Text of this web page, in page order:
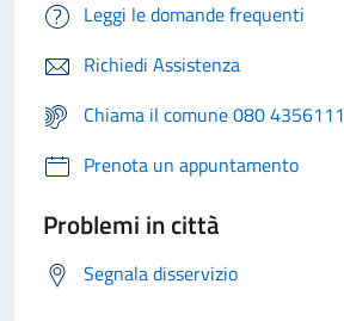
Leggi le domande frequenti
Richiedi Assistenza
Chiama il comune 080 4356111
Prenota un appuntamento
Problemi in città
Segnala disservizio